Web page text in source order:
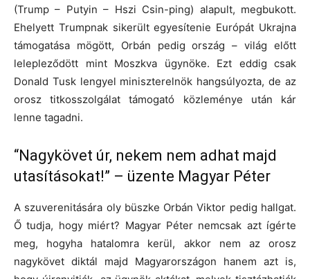
(Trump – Putyin – Hszi Csin-ping) alapult, megbukott.
Ehelyett Trumpnak sikerült egyesítenie Európát Ukrajna
támogatása mögött, Orbán pedig ország – világ előtt
lelepleződött mint Moszkva ügynöke. Ezt eddig csak
Donald Tusk lengyel miniszterelnök hangsúlyozta, de az
orosz titkosszolgálat támogató közleménye után kár
lenne tagadni.
“Nagykövet úr, nekem nem adhat majd
utasításokat!” – üzente Magyar Péter
A szuverenitására oly büszke Orbán Viktor pedig hallgat.
Ő tudja, hogy miért? Magyar Péter nemcsak azt ígérte
meg, hogyha hatalomra kerül, akkor nem az orosz
nagykövet diktál majd Magyarországon hanem azt is,